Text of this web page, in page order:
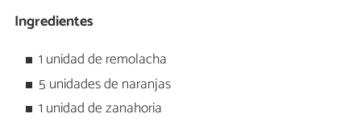
Ingredientes
1 unidad de remolacha
5 unidades de naranjas
1 unidad de zanahoria